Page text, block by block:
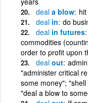
deal a blow
deal in do
deal in futures
commodities
order to profit upon
deal out
"administer critical
some money";
"deal a blow to